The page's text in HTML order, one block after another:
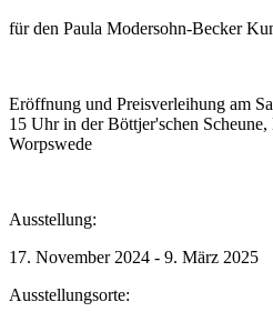
für den Paula Modersohn-Becker
Eröffnung und Preisverleihung am
15 Uhr in der Böttjer'schen
Worpswede
Ausstellung:
17. November 2024 - 9. März 2025
Ausstellungsorte: